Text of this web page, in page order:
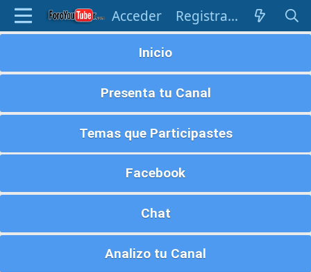
Acceder Registrarse
Inicio
Presenta tu Canal
Temas que Participastes
Facebook
Chat
Analizo tu Canal